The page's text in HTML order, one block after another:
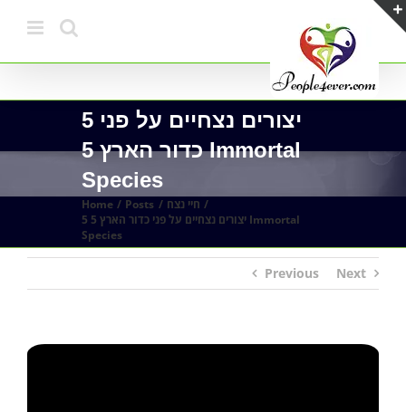
content
5 יצורים נצחיים על פני
כדור הארץ 5 Immortal
Species
Home Posts
חיי נצח
5 יצורים נצחיים על פני כדור הארץ 5 Immortal
Species
Previous Next